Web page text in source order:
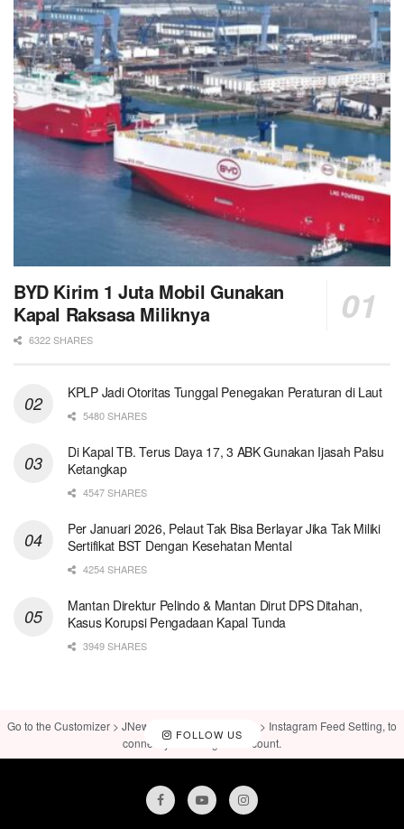
BYD Kirim 1 Juta Mobil Gunakan
Kapal Raksasa Miliknya
6322 SHARES
KPLP Jadi Otoritas Tunggal Penegakan Peraturan di Laut
5480 SHARES
Di Kapal TB. Terus Daya 17, 3 ABK Gunakan Ijasah Palsu
Ketangkap
4547 SHARES
Per Januari 2026, Pelaut Tak Bisa Berlayar Jika Tak Miliki
Sertifikat BST Dengan Kesehatan Mental
4254 SHARES
Mantan Direktur Pelindo & Mantan Dirut DPS Ditahan,
Kasus Korupsi Pengadaan Kapal Tunda
3949 SHARES
FOLLOW US
Go to the Customizer > JNews : Social, Like & View > Instagram Feed Setting, to
connect your Instagram account.